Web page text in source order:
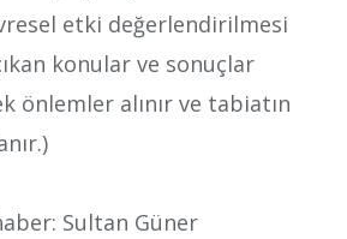
etki değerlendirilmesi
konular ve sonuçlar
önlemler alınır ve tabiatın
Sultan Güner